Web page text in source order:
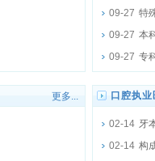
09-27 特
09-27 本
09-27 专
更多... 口腔执
02-14 牙
02-14 构